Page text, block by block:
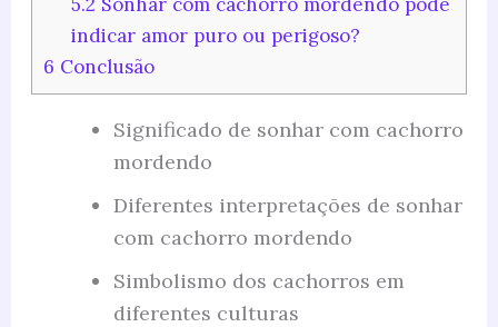
indicar amor puro ou perigoso?
6 Conclusão
Significado de sonhar com cachorro
mordendo
Diferentes interpretações de sonhar
com cachorro mordendo
Simbolismo dos cachorros em
diferentes culturas